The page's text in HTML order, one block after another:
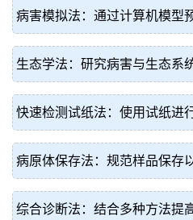
病害模拟法：通过计算机模型
生态学法：研究病害与生态系
快速检测试纸法：使用试纸进
病原体保存法：规范样品保存
综合诊断法：结合多种方法提